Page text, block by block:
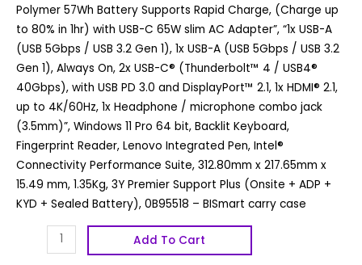
Polymer 57Wh Battery Supports Rapid Charge, (Charge up
to 80% in 1hr) with USB-C 65W slim AC Adapter”, “1x USB-A
(USB 5Gbps / USB 3.2 Gen 1), 1x USB-A (USB 5Gbps / USB 3.2
Gen 1), Always On, 2x USB-C® (Thunderbolt™ 4 / USB4®
40Gbps), with USB PD 3.0 and DisplayPort™ 2.1, 1x HDMI® 2.1,
up to 4K/60Hz, 1x Headphone / microphone combo jack
(3.5mm)”, Windows 11 Pro 64 bit, Backlit Keyboard,
Fingerprint Reader, Lenovo Integrated Pen, Intel®
Connectivity Performance Suite, 312.80mm x 217.65mm x
15.49 mm, 1.35Kg, 3Y Premier Support Plus (Onsite + ADP +
KYD + Sealed Battery), 0B95518 – BISmart carry case
Add To Cart